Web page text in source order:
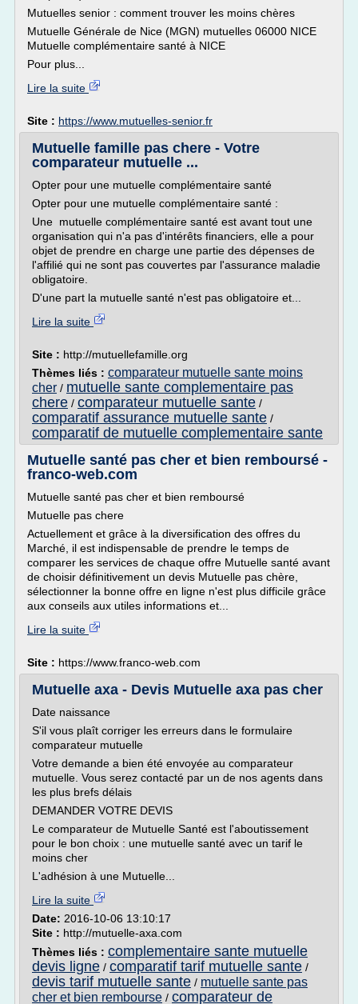
Mutuelles senior : comment trouver les moins chères
Mutuelle Générale de Nice (MGN) mutuelles 06000 NICE
Mutuelle complémentaire santé à NICE
Pour plus...
Lire la suite
Site : https://www.mutuelles-senior.fr
Mutuelle famille pas chere - Votre
comparateur mutuelle ...
Opter pour une mutuelle complémentaire santé
Opter pour une mutuelle complémentaire santé :
Une mutuelle complémentaire santé est avant tout une
organisation qui n'a pas d'intérêts financiers, elle a pour
objet de prendre en charge une partie des dépenses de
l'affilié qui ne sont pas couvertes par l'assurance maladie
obligatoire.
D'une part la mutuelle santé n'est pas obligatoire et...
Lire la suite
Site : http://mutuellefamille.org
Thèmes liés : comparateur mutuelle sante moins
cher / mutuelle sante complementaire pas
chere / comparateur mutuelle sante /
comparatif assurance mutuelle sante /
comparatif de mutuelle complementaire sante
Mutuelle santé pas cher et bien remboursé -
franco-web.com
Mutuelle santé pas cher et bien remboursé
Mutuelle pas chere
Actuellement et grâce à la diversification des offres du
Marché, il est indispensable de prendre le temps de
comparer les services de chaque offre Mutuelle santé avant
de choisir définitivement un devis Mutuelle pas chère,
sélectionner la bonne offre en ligne n'est plus difficile grâce
aux conseils aux utiles informations et...
Lire la suite
Site : https://www.franco-web.com
Mutuelle axa - Devis Mutuelle axa pas cher
Date naissance
S'il vous plaît corriger les erreurs dans le formulaire
comparateur mutuelle
Votre demande a bien été envoyée au comparateur
mutuelle. Vous serez contacté par un de nos agents dans
les plus brefs délais
DEMANDER VOTRE DEVIS
Le comparateur de Mutuelle Santé est l'aboutissement
pour le bon choix : une mutuelle santé avec un tarif le
moins cher
L'adhésion à une Mutuelle...
Lire la suite
Date: 2016-10-06 13:10:17
Site : http://mutuelle-axa.com
Thèmes liés : complementaire sante mutuelle
devis ligne / comparatif tarif mutuelle sante /
devis tarif mutuelle sante / mutuelle sante pas
cher et bien rembourse / comparateur de